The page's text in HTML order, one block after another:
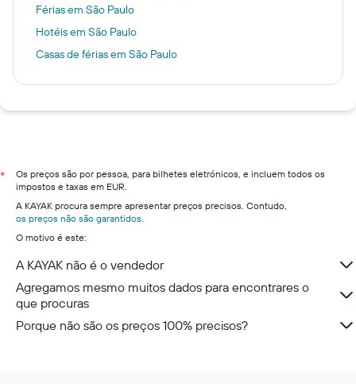
Férias em São Paulo
Hotéis em São Paulo
Casas de férias em São Paulo
*
Os preços são por pessoa, para bilhetes eletrónicos, e incluem todos os
impostos e taxas em EUR.
A KAYAK procura sempre apresentar preços precisos. Contudo,
os preços não são garantidos.
O motivo é este:
A KAYAK não é o vendedor
Agregamos mesmo muitos dados para encontrares o
que procuras
Porque não são os preços 100% precisos?